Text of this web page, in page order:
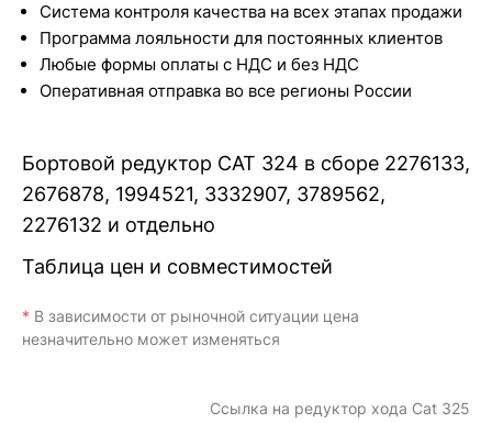
Система контроля качества на всех этапах продажи
Программа лояльности для постоянных клиентов
Любые формы оплаты с НДС и без НДС
Оперативная отправка во все регионы России
Бортовой редуктор CAT 324 в сборе 2276133,
2676878, 1994521, 3332907, 3789562,
2276132 и отдельно
Таблица цен и совместимостей
* В зависимости от рыночной ситуации цена
незначительно может изменяться
Ссылка на редуктор хода Cat 325